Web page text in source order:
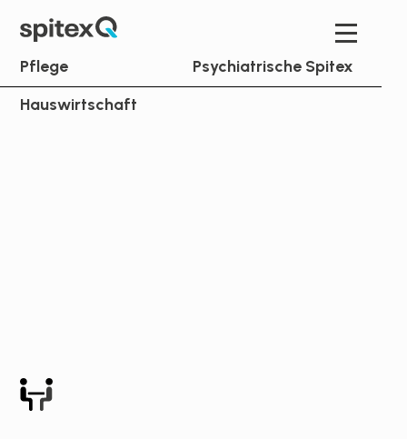
Pflege
Psychiatrische Spitex
Hauswirtschaft